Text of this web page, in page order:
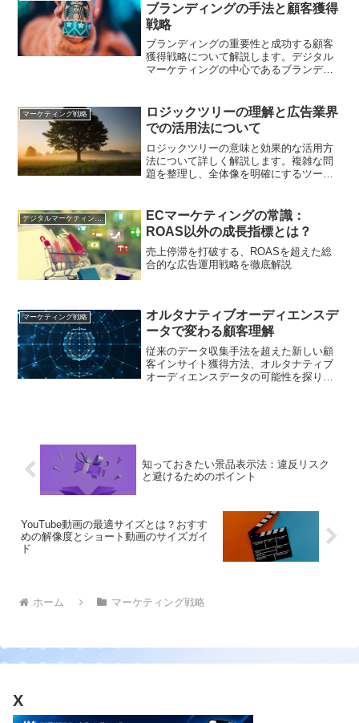
ブランディングの手法と顧客獲得
戦略
ブランディングの重要性と成功する顧客
獲得戦略について解説します。デジタル
マーケティングの中心であるブランディ
マーケティング戦略
ロジックツリーの理解と広告業界
での活用法について
ロジックツリーの意味と効果的な活用方
法について詳しく解説します。複雑な問
題を整理し、全体像を明確にするツール
デジタルマーケティング基礎
ECマーケティングの常識：
ROAS以外の成長指標とは？
売上停滞を打破する、ROASを超えた総
合的な広告運用戦略を徹底解説
マーケティング戦略
オルタナティブオーディエンスデ
ータで変わる顧客理解
従来のデータ収集手法を超えた新しい顧
客インサイト獲得方法、オルタナティブ
オーディエンスデータの可能性を探りま
知っておきたい景品表示法：違反リスク
と避けるためのポイント
YouTube動画の最適サイズとは？おすす
めの解像度とショート動画のサイズガイ
ド
ホーム マーケティング戦略
X